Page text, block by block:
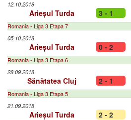
12.10.2018
Arieșul Turda 3 - 1
Romania - Liga 3 Etapa 7
05.10.2018
Arieșul Turda 0 - 2
Romania - Liga 3 Etapa 6
28.09.2018
Sănătatea Cluj 2 - 1
Romania - Liga 3 Etapa 5
21.09.2018
Arieșul Turda 2 - 2